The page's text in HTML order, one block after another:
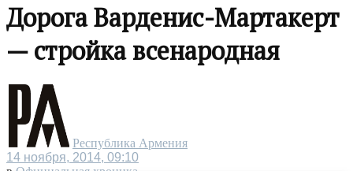
Дорога Варденис-Мартакерт
— стройка всенародная
Республика Армения
14 ноября, 2014, 09:10